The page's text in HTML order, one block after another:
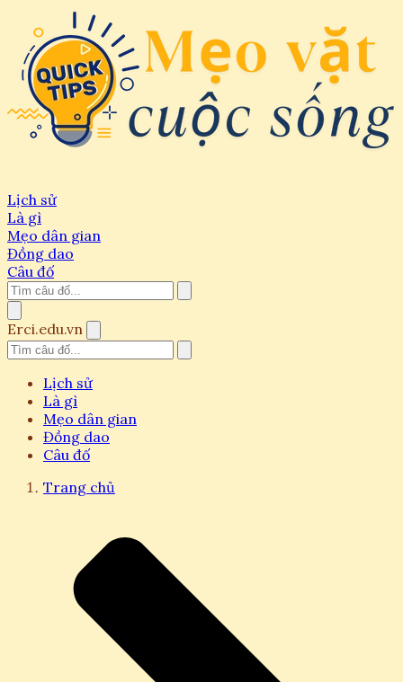
Lịch sử
Là gì
Mẹo dân gian
Đồng dao
Câu đố
Erci.edu.vn
Lịch sử
Là gì
Mẹo dân gian
Đồng dao
Câu đố
Trang chủ